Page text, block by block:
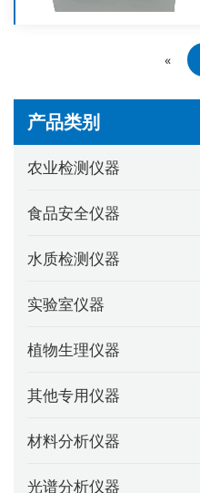
产品类别
农业检测仪器
食品安全仪器
水质检测仪器
实验室仪器
植物生理仪器
其他专用仪器
材料分析仪器
光谱分析仪器
«